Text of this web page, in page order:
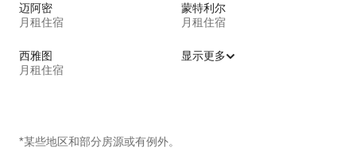
迈阿密
月租住宿
蒙特利尔
月租住宿
西雅图
月租住宿
显示更多
*某些地区和部分房源或有例外。